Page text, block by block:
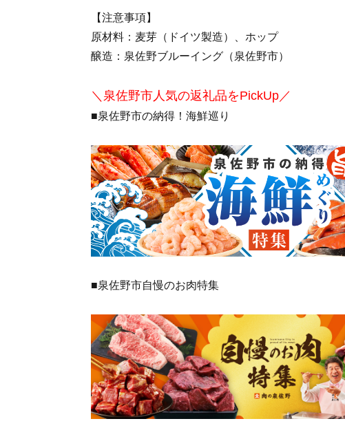
【注意事項】
原材料：麦芽（ドイツ製造）、ホップ
醸造：泉佐野ブルーイング（泉佐野市）
＼泉佐野市人気の返礼品をPickUp／
■泉佐野市の納得！海鮮巡り
■泉佐野市自慢のお肉特集